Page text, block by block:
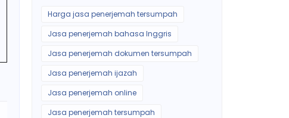
Harga jasa penerjemah tersumpah
Jasa penerjemah bahasa Inggris
Jasa penerjemah dokumen tersumpah
Jasa penerjemah ijazah
Jasa penerjemah online
Jasa penerjemah tersumpah